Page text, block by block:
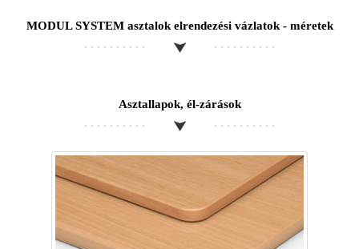
SZÍNKALAUZOK
MODUL SYSTEM asztalok elrendezési vázlatok - méretek
Asztallapok, él-zárások